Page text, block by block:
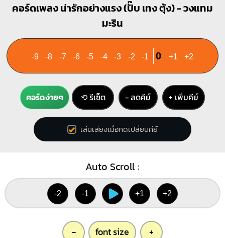
คอร์ดเพลง น่ารักอย่างแรง (ปั๊บ เทง ตุ้ง) - วงแทม
มะริน
-9 -8 -7 -6 -5 -4 -3 -2 -1 0 +1 +2
คอร์ดง่ายๆ ⟲ รีเซ็ต − ลดคีย์ + เพิ่มคีย์
เล่นเสียงเมื่อกดเปลี่ยนคีย์
Auto Scroll :
-2 -1 +1 +2
- font size +